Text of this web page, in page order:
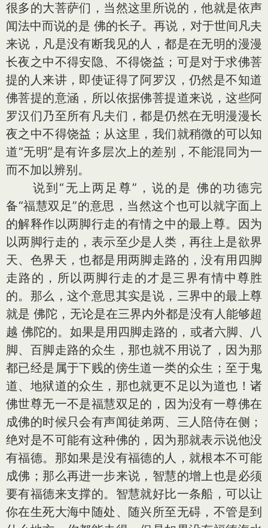
很多的大菩萨们，当然这里所说的，他就是依声
闻法中而说的是 佛的长子。再说，对于世间凡夫
来说，凡是没有断我见的人，都是在无明的漫漫
长夜之中不得安隐、不得饶益；可是对于求佛菩
提的人来讲，即使证得了阿罗汉，仍然是不知道
佛菩提的意涵，所以依据佛菩提道来说，这些阿
罗汉们乃至所有凡夫们，都是仍然在无明漫漫长
夜之中不得饶益；从这里，我们就稍微的可以知
道“无明”是有许多层次上的差别，不能混同为一
而不加以辨别。
说到“无上两足尊”，说的是 佛的功德完
备“福慧双足”的意思，当然这个也可以就字面上
的解释作以两脚行走的有情之中的最上尊。因为
以两脚行走的，表示至少是人类，再往上是欲界
天、色界天，也都是用两脚走路的，没有用四脚
走路的，所以两脚行走的才是三界有情中尊胜
的。那么，这个意思其实是说，三界中的最上尊
就是 佛陀，无论是在三界内外都是没有人能够超
越 佛陀的。如果是用四脚走路的，或者六脚、八
脚、百脚走路的众生，那也就不用说了，因为那
都已经是属于下贱的傍生道一类的众生；至于鬼
道、地狱道的众生，那也就更不足以为道也！诸
佛世尊无一不是福慧双足的，因为没有一尊佛在
成佛的时候只会有声闻徒弟两、三人陪侍在侧；
绝对是不可能有这种佛的，因为那就表示说他没
有福德。那如果是没有福德的人，就根本不可能
成佛；那么再进一步来说，智慧的增上也是必须
要有福德来支撑的。智慧就好比一条船，可以让
你在生死大海中随处、随兴所至无碍，不管是到